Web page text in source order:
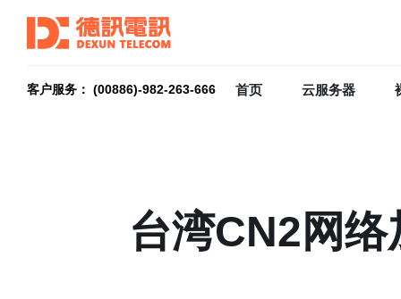
客户服务： (00886)-982-263-666 首页 云服务器
台湾CN2网